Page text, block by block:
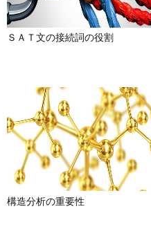
ＳＡＴ文の接続詞の役割
構造分析の重要性